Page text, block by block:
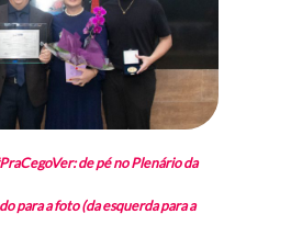
de pé no Plenário da
para a foto (da esquerda para a